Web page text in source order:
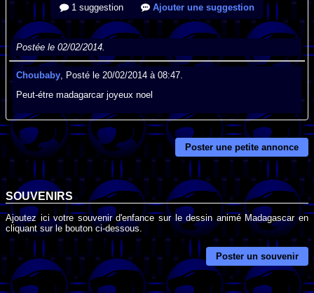
1 suggestion Ajouter une suggestion
Postée le 02/02/2014.
Choubaby , Posté le 20/02/2014 à 08:47.
Peut-étre madagarcar joyeux noel
Poster une petite annonce
SOUVENIRS
Ajoutez ici votre souvenir d'enfance sur le dessin animé Madagascar en
cliquant sur le bouton ci-dessous.
Poster un souvenir